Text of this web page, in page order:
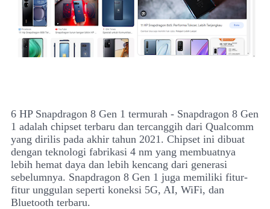
6 HP Snapdragon 8 Gen 1 termurah - Snapdragon 8 Gen
1 adalah chipset terbaru dan tercanggih dari Qualcomm
yang dirilis pada akhir tahun 2021. Chipset ini dibuat
dengan teknologi fabrikasi 4 nm yang membuatnya
lebih hemat daya dan lebih kencang dari generasi
sebelumnya. Snapdragon 8 Gen 1 juga memiliki fitur-
fitur unggulan seperti koneksi 5G, AI, WiFi, dan
Bluetooth terbaru.